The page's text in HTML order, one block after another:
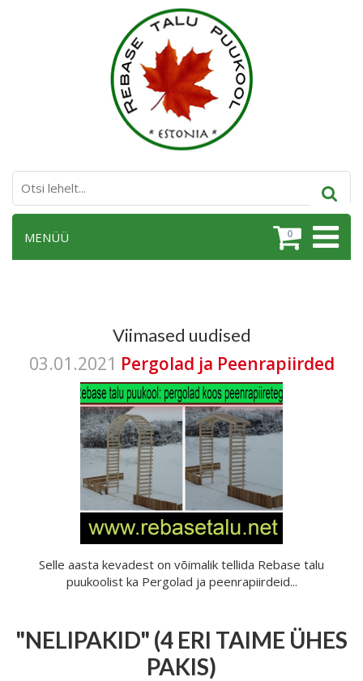
0
MENÜÜ
Viimased uudised
03.01.2021 Pergolad ja Peenrapiirded
Selle aasta kevadest on võimalik tellida Rebase talu
puukoolist ka Pergolad ja peenrapiirdeid...
"NELIPAKID" (4 ERI TAIME ÜHES
PAKIS)